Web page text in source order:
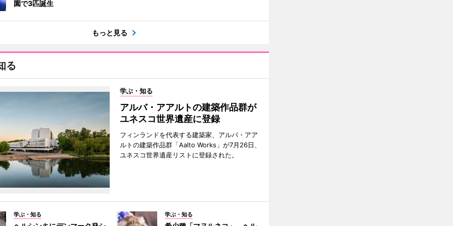
園で3匹誕生
もっと見る
る
学ぶ・知る
アルバ・アアルトの建築作品群が
ユネスコ世界遺産に登録
フィンランドを代表する建築家、アルバ・アア
ルトの建築作品群「Aalto Works」が7月26日、
ユネスコ世界遺産リストに登録された。
学ぶ・知る 学ぶ・知る